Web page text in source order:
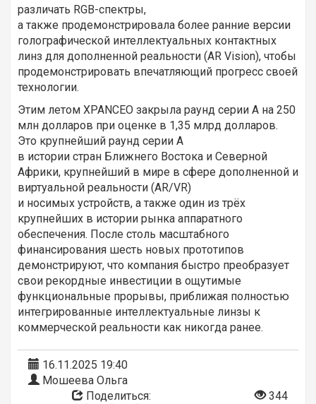
различать RGB-спектры,
а также продемонстрировала более ранние версии
голографической интеллектуальных контактных
линз для дополненной реальности (AR Vision), чтобы
продемонстрировать впечатляющий прогресс своей
технологии.
Этим летом XPANCEO закрыла раунд серии А на 250
млн долларов при оценке в 1,35 млрд долларов.
Это крупнейший раунд серии А
в истории стран Ближнего Востока и Северной
Африки, крупнейший в мире в сфере дополненной и
виртуальной реальности (AR/VR)
и носимых устройств, а также один из трёх
крупнейших в истории рынка аппаратного
обеспечения. После столь масштабного
финансирования шесть новых прототипов
демонстрируют, что компания быстро преобразует
свои рекордные инвестиции в ощутимые
функциональные прорывы, приближая полностью
интегрированные интеллектуальные линзы к
коммерческой реальности как никогда ранее.
16.11.2025 19:40
Мошеева Ольга
Поделиться:
344